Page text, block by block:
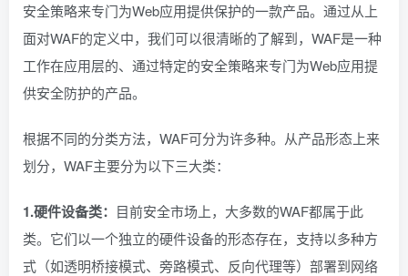
安全策略来专门为Web应用提供保护的一款产品。通过从上
面对WAF的定义中，我们可以很清晰的了解到，WAF是一种
工作在应用层的、通过特定的安全策略来专门为Web应用提
供安全防护的产品。
根据不同的分类方法，WAF可分为许多种。从产品形态上来
划分，WAF主要分为以下三大类：
1.硬件设备类： 目前安全市场上，大多数的WAF都属于此
类。它们以一个独立的硬件设备的形态存在，支持以多种方
式（如透明桥接模式、旁路模式、反向代理等）部署到网络